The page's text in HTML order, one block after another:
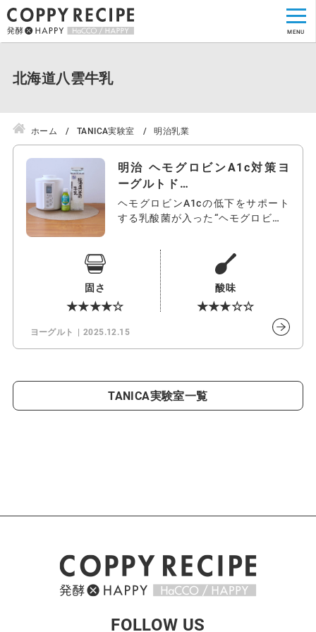
北海道八雲牛乳
ホーム TANICA実験室 明治乳業
明治 ヘモグロビンA1c対策ヨ
ーグルトド…
ヘモグロビンA1cの低下をサポート
する乳酸菌が入った“ヘモグロビンA
固さ
★★★★☆
酸味
★★★☆☆
ヨーグルト 2025.12.15
TANICA実験室一覧
FOLLOW US